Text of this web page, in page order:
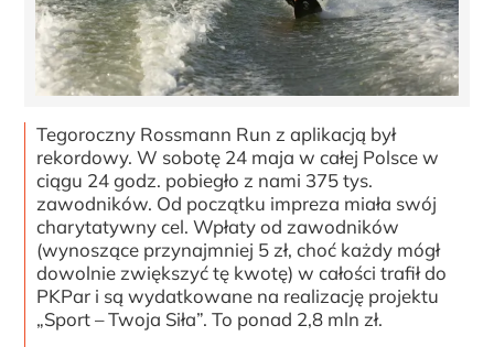
Tegoroczny Rossmann Run z aplikacją był
rekordowy. W sobotę 24 maja w całej Polsce w
ciągu 24 godz. pobiegło z nami 375 tys.
zawodników. Od początku impreza miała swój
charytatywny cel. Wpłaty od zawodników
(wynoszące przynajmniej 5 zł, choć każdy mógł
dowolnie zwiększyć tę kwotę) w całości trafił do
PKPar i są wydatkowane na realizację projektu
„Sport – Twoja Siła”. To ponad 2,8 mln zł.